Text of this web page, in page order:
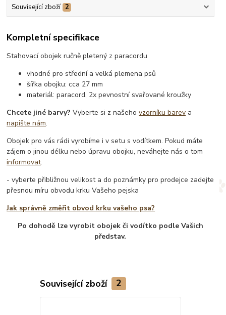
Související zboží 2
Kompletní specifikace
Stahovací obojek ručně pletený z paracordu
vhodné pro střední a velká plemena psů
šířka obojku: cca 27 mm
materiál: paracord, 2x pevnostní svařované kroužky
Chcete jiné barvy? Vyberte si z našehovzorníku barev a
napište nám.
Obojek pro vás rádi vyrobíme i v setu s vodítkem. Pokud máte
zájem o jinou délku nebo úpravu obojku, neváhejte nás o tom
informovat.
- vyberte přibližnou velikost a do poznámky pro prodejce zadejte
přesnou míru obvodu krku Vašeho pejska
Jak správně změřit obvod krku vašeho psa?
Po dohodě lze vyrobit obojek či vodítko podle Vašich
představ.
Související zboží 2